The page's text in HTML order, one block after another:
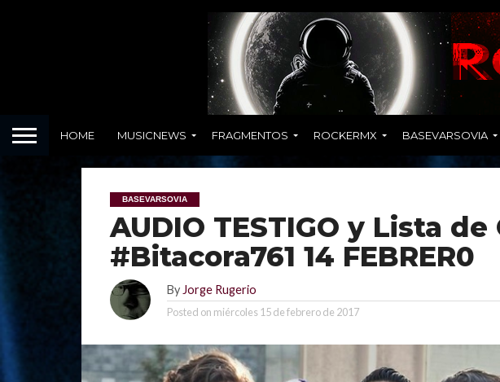
HOME MUSICNEWS FRAGMENTOS ROCKERMX BASEVARSOVIA
BASEVARSOVIA
AUDIO TESTIGO y Lista de
#Bitacora761 14 FEBRER0
By Jorge Rugerio
Posted on miércoles 15 de febrero de 2017